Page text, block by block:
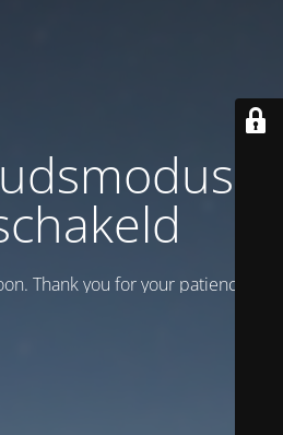
is
Thank you for your patience!